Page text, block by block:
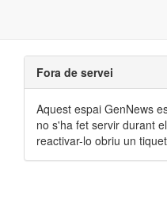
Fora de servei
Aquest espai GenNews
no s'ha fet servir durant
reactivar-lo obriu un